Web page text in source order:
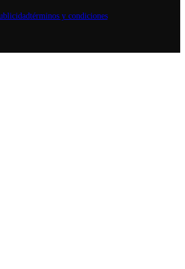
términos y condiciones